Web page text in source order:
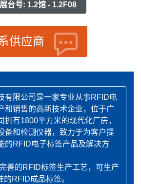
展台号: 1.2馆 - 1.2F08
供应商
有限公司是一家专业从事RFID电
和销售的高新技术企业，位于广
拥有1800平方米的现代化厂房，
备和检测仪器，致力于为客户提
的RFID电子标签产品及解决方
善的RFID标签生产工艺，可生产
RFID成品标签。